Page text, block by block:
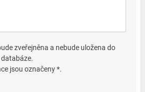
zveřejněna a nebude uložena do
jsou označeny *.